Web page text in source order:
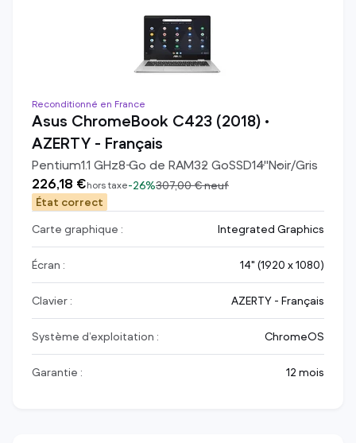
Reconditionné en France
Asus ChromeBook C423 (2018) •
AZERTY - Français
Pentium1.1 GHz8Go de RAM32 GoSSD14"Noir/Gris
226,18 €hors taxe-26%307,00 €neuf
État correct
Carte graphique :
Integrated Graphics
Écran : 14" (1920 x 1080)
Clavier : AZERTY - Français
Système d’exploitation : ChromeOS
Garantie : 12 mois